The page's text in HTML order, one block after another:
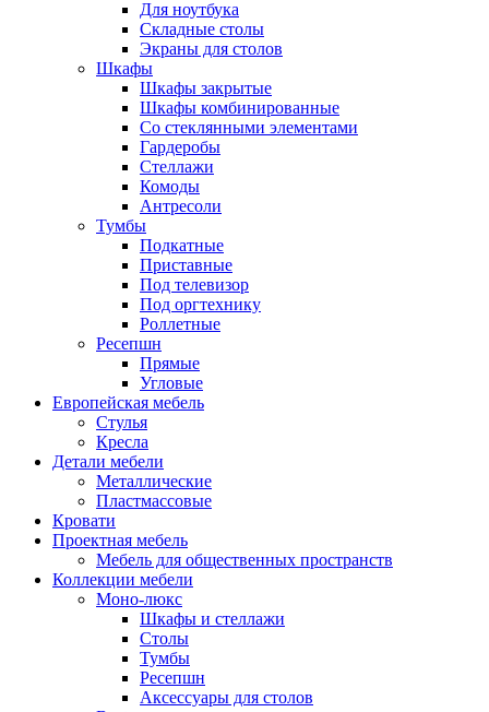
Для ноутбука
Складные столы
Экраны для столов
Шкафы
Шкафы закрытые
Шкафы комбинированные
Со стеклянными элементами
Гардеробы
Стеллажи
Комоды
Антресоли
Тумбы
Подкатные
Приставные
Под телевизор
Под оргтехнику
Роллетные
Ресепшн
Прямые
Угловые
Европейская мебель
Стулья
Кресла
Детали мебели
Металлические
Пластмассовые
Кровати
Проектная мебель
Мебель для общественных пространств
Коллекции мебели
Моно-люкс
Шкафы и стеллажи
Столы
Тумбы
Ресепшн
Аксессуары для столов